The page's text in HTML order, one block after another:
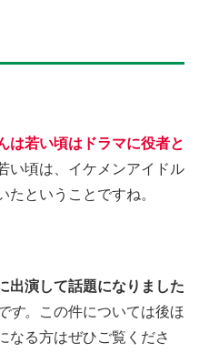
は若い頃はドラマに役者と
い頃は、イケメンアイドル
たということですね。
出演して話題になりました
す。
この件については後ほ
なる方はぜひご覧くださ